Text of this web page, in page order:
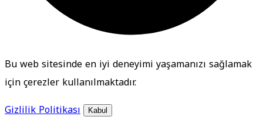
Bu web sitesinde en iyi deneyimi yaşamanızı sağlamak
için çerezler kullanılmaktadır.
Gizlilik Politikası
Kabul